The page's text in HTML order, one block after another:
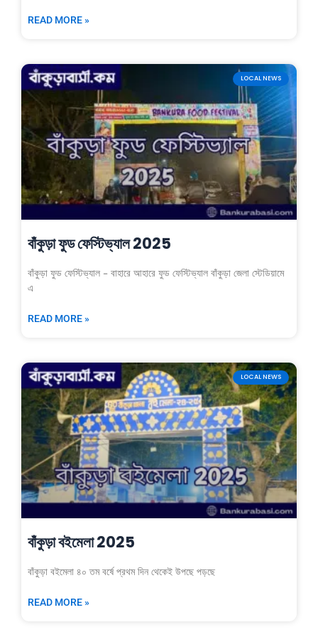
READ MORE »
LOCAL NEWS
বাঁকুড়া ফুড ফেস্টিভ্যাল 2025
বাঁকুড়া ফুড ফেস্টিভ্যাল – বাহারে আহারে ফুড ফেস্টিভ্যাল বাঁকুড়া জেলা স্টেডিয়ামে
এ
READ MORE »
LOCAL NEWS
বাঁকুড়া বইমেলা 2025
বাঁকুড়া বইমেলা ৪০ তম বর্ষে প্রথম দিন থেকেই উপছে পড়ছে
READ MORE »